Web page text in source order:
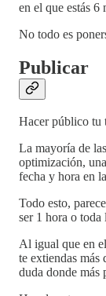
en el que estás 6
No todo es
Publicar
Hacer público tu
La mayoría de
optimización,
fecha y hora en
Todo esto,
ser 1 hora o toda
Al igual que en
te extiendas más
duda donde más